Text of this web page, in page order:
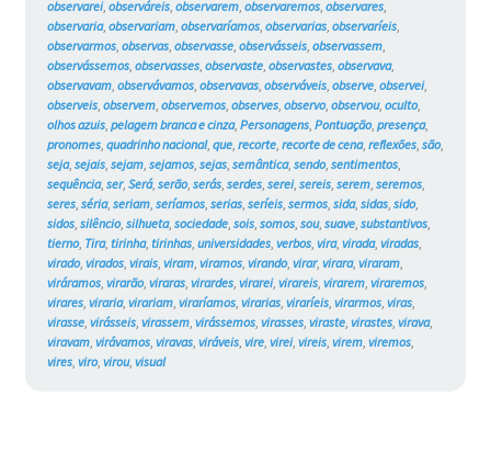
observarei, observáreis, observarem, observaremos, observares,
observaria, observariam, observaríamos, observarias, observaríeis,
observarmos, observas, observasse, observásseis, observassem,
observássemos, observasses, observaste, observastes, observava,
observavam, observávamos, observavas, observáveis, observe, observei,
observeis, observem, observemos, observes, observo, observou, oculto,
olhos azuis, pelagem branca e cinza, Personagens, Pontuação, presença,
pronomes, quadrinho nacional, que, recorte, recorte de cena, reflexões, são,
seja, sejais, sejam, sejamos, sejas, semântica, sendo, sentimentos,
sequência, ser, Será, serão, serás, serdes, serei, sereis, serem, seremos,
seres, séria, seriam, seríamos, serias, seríeis, sermos, sida, sidas, sido,
sidos, silêncio, silhueta, sociedade, sois, somos, sou, suave, substantivos,
tierno, Tira, tirinha, tirinhas, universidades, verbos, vira, virada, viradas,
virado, virados, virais, viram, viramos, virando, virar, virara, viraram,
viráramos, virarão, viraras, virardes, virarei, virareis, virarem, viraremos,
virares, viraria, virariam, viraríamos, virarias, viraríeis, virarmos, viras,
virasse, virásseis, virassem, virássemos, virasses, viraste, virastes, virava,
viravam, virávamos, viravas, viráveis, vire, virei, vireis, virem, viremos,
vires, viro, virou, visual